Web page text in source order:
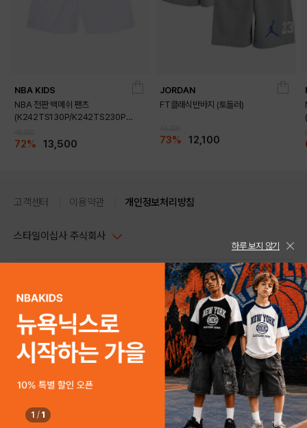
NBA KIDS
NBA 전판 백메쉬 팬츠
(K242TS130P/K242TS230P
72% 13,500
JORDAN
FT클래식반바지 (토들러)
73% 12,100
SOLD OUT
고객센터 이용약관 개인정보처리방침
스타일이십사 주식회사
주소 : 서울시 강남구 논현로 633, 6층 (논현동, 한세엠케이빌딩)
사업자등록번호 : 116-81-32499
통신판매업신고번호 : 제 2024-서울강남-04239
호스팅 서비스 : 스타일이십사㈜
고객센터 1544-5336(평일 09:00~ 18:00 토/일/공휴일 휴무)
스타일24 고객센터 1544-5336
평일 09:00~ 18:00 (토/일/공휴일 휴무)
help Email : help@style24.com
COPYRIGHTⓒ2021 STYLE24 ALL RIGHTS RESERVED.
하루 보지 않기
1 / 1